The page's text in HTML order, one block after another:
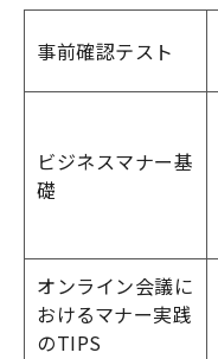
事前確認テスト
ビジネスマナー基
礎
オンライン会議に
おけるマナー実践
のTIPS